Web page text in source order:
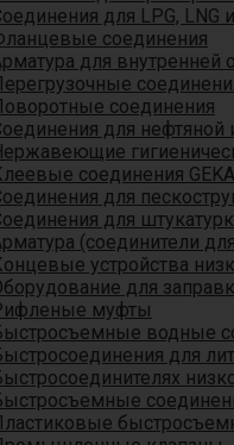
для LPG, LNG
соединения
для внутренней
соединения
для
соединения
для
для
(соединители
устройства
для
муфты
водные
для